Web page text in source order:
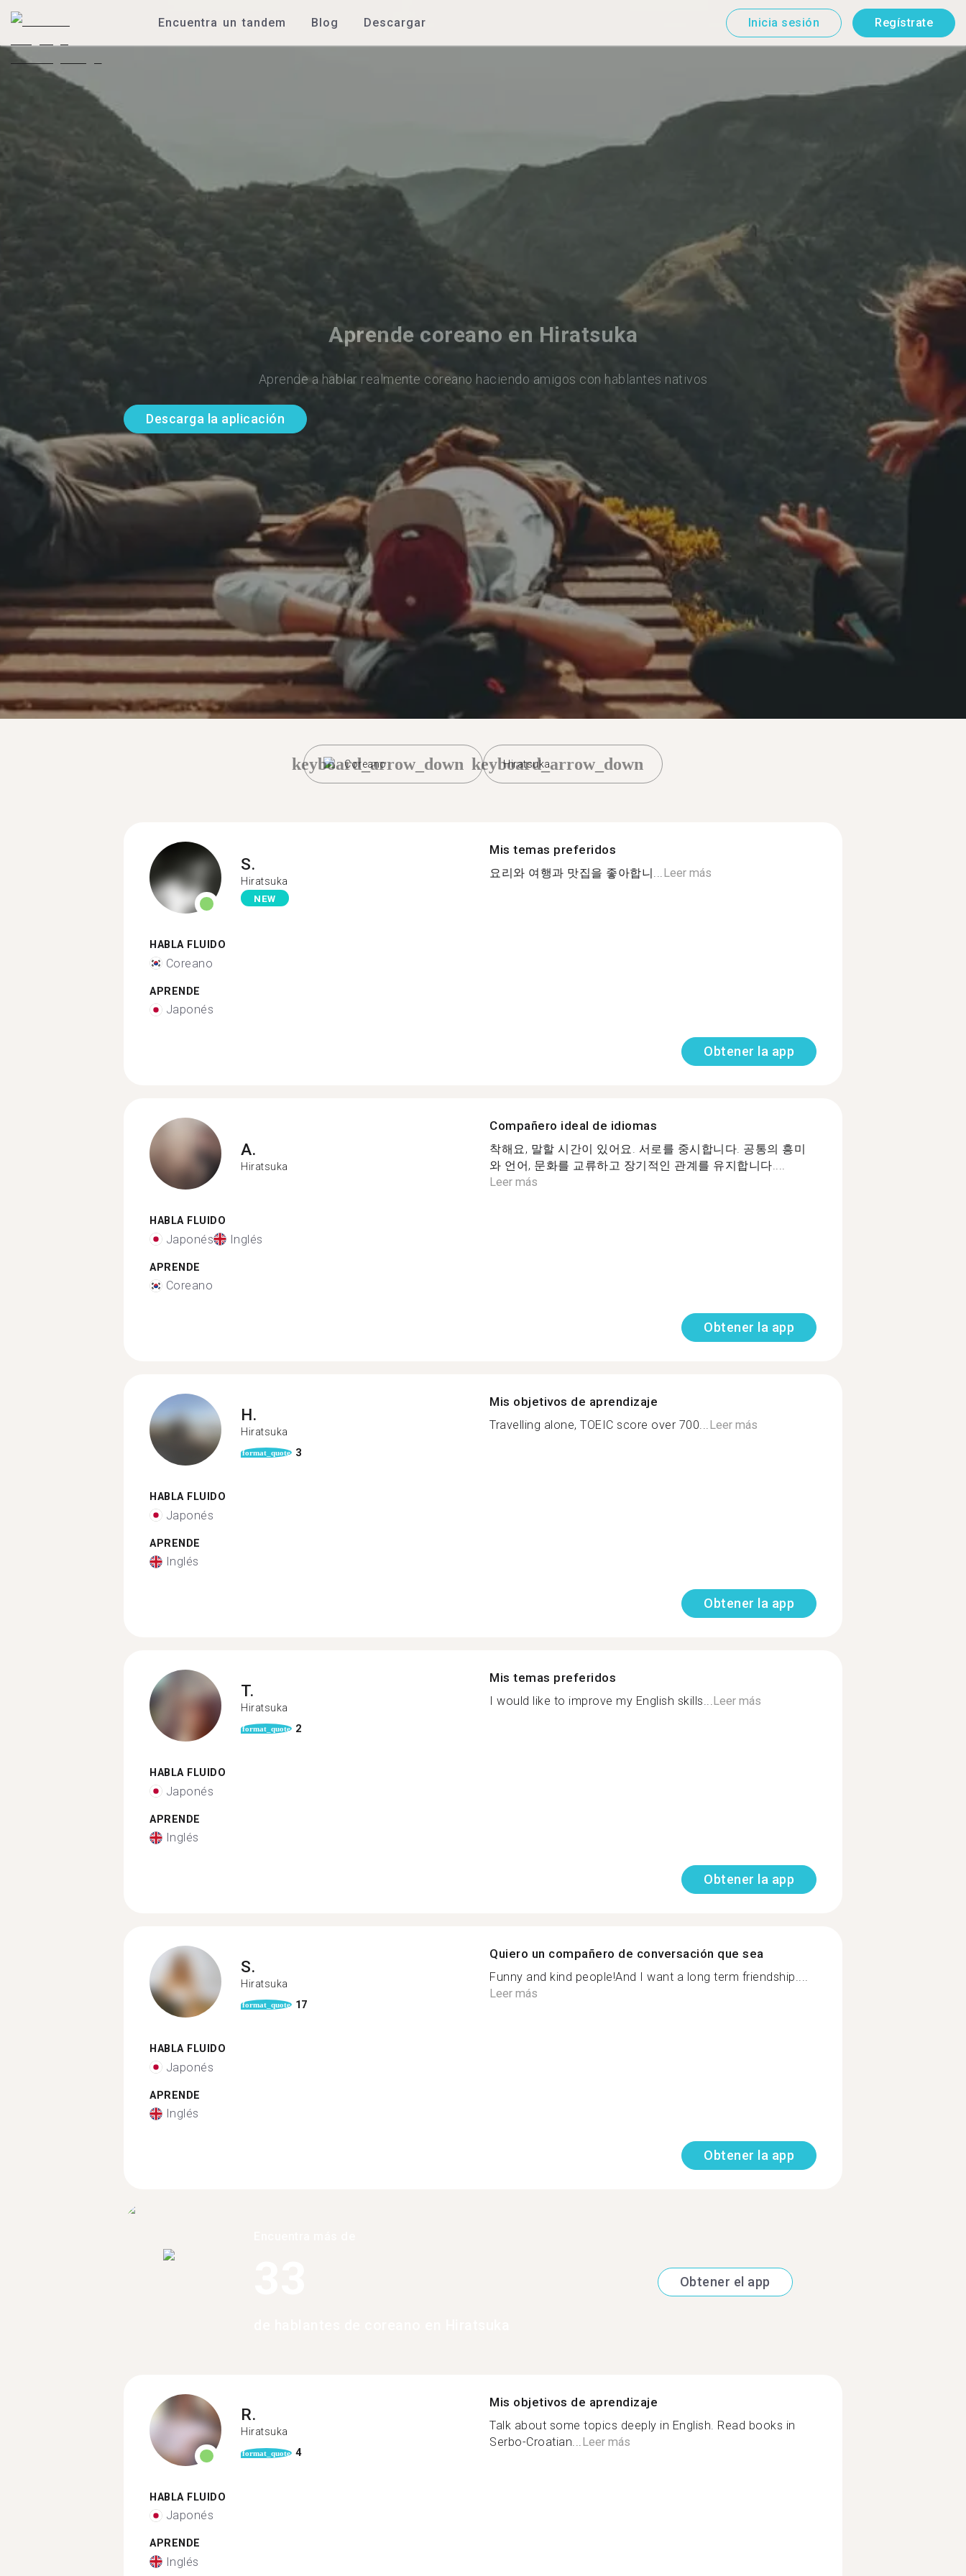
Encuentra un tandem Blog Descargar Inicia sesión Regístrate
Aprende coreano en Hiratsuka
Aprende a hablar realmente coreano haciendo amigos con hablantes nativos
Descarga la aplicación
Coreano
keyboard_arrow_down Hiratsuka
keyboard_arrow_down
S.
Hiratsuka
NEW
HABLA FLUIDO
Coreano
APRENDE
Japonés
Mis temas preferidos
요리와 여행과 맛집을 좋아합니...Leer más
Obtener la app
A.
Hiratsuka
HABLA FLUIDO
Japonés Inglés
APRENDE
Coreano
Compañero ideal de idiomas
착해요, 말할 시간이 있어요. 서로를 중시합니다. 공통의 흥미
와 언어, 문화를 교류하고 장기적인 관계를 유지합니다....
Leer más
Obtener la app
H.
Hiratsuka
format_quote 3
HABLA FLUIDO
Japonés
APRENDE
Inglés
Mis objetivos de aprendizaje
Travelling alone, TOEIC score over 700...Leer más
Obtener la app
T.
Hiratsuka
format_quote 2
HABLA FLUIDO
Japonés
APRENDE
Inglés
Mis temas preferidos
I would like to improve my English skills...Leer más
Obtener la app
S.
Hiratsuka
format_quote 17
HABLA FLUIDO
Japonés
APRENDE
Inglés
Quiero un compañero de conversación que sea
Funny and kind people!And I want a long term friendship....
Leer más
Obtener la app
Obtener el app
R.
Hiratsuka
format_quote 4
HABLA FLUIDO
Japonés
APRENDE
Inglés
Mis objetivos de aprendizaje
Talk about some topics deeply in English. Read books in
Serbo-Croatian... Leer más